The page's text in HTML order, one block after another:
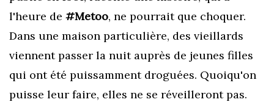
l'heure de #Metoo, ne pourrait que choquer.
Dans une maison particulière, des vieillards
viennent passer la nuit auprès de jeunes filles
qui ont été puissamment droguées. Quoiqu'on
puisse leur faire, elles ne se réveilleront pas.